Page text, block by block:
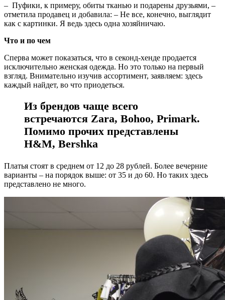
– Пуфики, к примеру, обиты тканью и подарены друзьями, –
отметила продавец и добавила: – Не все, конечно, выглядит
как с картинки. Я ведь здесь одна хозяйничаю.
Что и по чем
Сперва может показаться, что в секонд-хенде продается
исключительно женская одежда. Но это только на первый
взгляд. Внимательно изучив ассортимент, заявляем: здесь
каждый найдет, во что приодеться.
Из брендов чаще всего
встречаются Zara, Bohoo, Primark.
Помимо прочих представлены
H&M, Bershka
Платья стоят в среднем от 12 до 28 рублей. Более вечерние
варианты – на порядок выше: от 35 и до 60. Но таких здесь
представлено не много.